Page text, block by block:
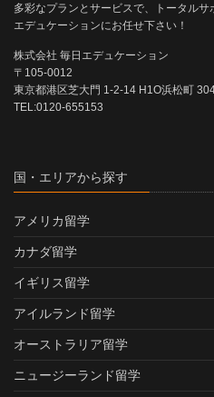
多彩なプランとサービスで、トータル
エデュケーションにお任せ下さい！
株式会社 毎日エデュケーション
〒105-0012
東京都港区芝大門 1-2-14 H1O浜松町
TEL:0120-655153
国・エリアから探す
アメリカ留学
カナダ留学
イギリス留学
アイルランド留学
オーストラリア留学
ニュージーランド留学